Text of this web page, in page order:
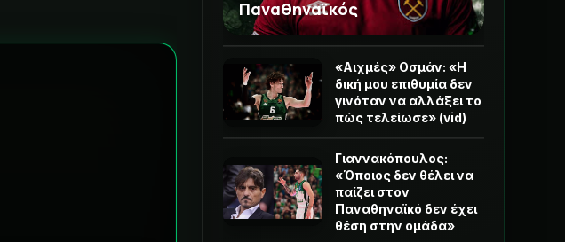
Παναθηναϊκός
«Αιχμές» Οσμάν: «Η
δική μου επιθυμία δεν
γινόταν να αλλάξει το
πώς τελείωσε» (vid)
Γιαννακόπουλος:
«Όποιος δεν θέλει να
παίζει στον
Παναθηναϊκό δεν έχει
θέση στην ομάδα»